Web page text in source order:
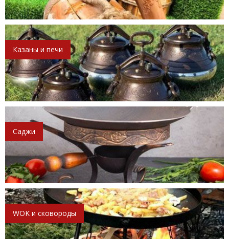
Казаны и печи
Саджи
WOK и сковороды